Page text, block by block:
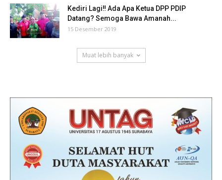
Kediri Lagi‼ Ada Apa Ketua DPP PDIP
Datang? Semoga Bawa Amanah...
15 Desember 2019
Muat lebih banyak